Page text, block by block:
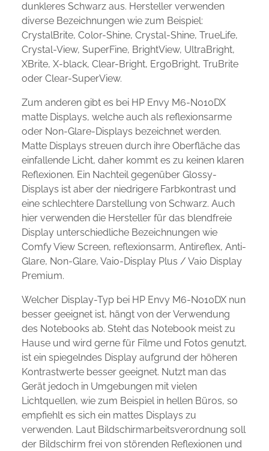
dunkleres Schwarz aus. Hersteller verwenden
diverse Bezeichnungen wie zum Beispiel:
CrystalBrite, Color-Shine, Crystal-Shine, TrueLife,
Crystal-View, SuperFine, BrightView, UltraBright,
XBrite, X-black, Clear-Bright, ErgoBright, TruBrite
oder Clear-SuperView.
Zum anderen gibt es bei HP Envy M6-N010DX
matte Displays, welche auch als reflexionsarme
oder Non-Glare-Displays bezeichnet werden.
Matte Displays streuen durch ihre Oberfläche das
einfallende Licht, daher kommt es zu keinen klaren
Reflexionen. Ein Nachteil gegenüber Glossy-
Displays ist aber der niedrigere Farbkontrast und
eine schlechtere Darstellung von Schwarz. Auch
hier verwenden die Hersteller für das blendfreie
Display unterschiedliche Bezeichnungen wie
Comfy View Screen, reflexionsarm, Antireflex, Anti-
Glare, Non-Glare, Vaio-Display Plus / Vaio Display
Premium.
Welcher Display-Typ bei HP Envy M6-N010DX nun
besser geeignet ist, hängt von der Verwendung
des Notebooks ab. Steht das Notebook meist zu
Hause und wird gerne für Filme und Fotos genutzt,
ist ein spiegelndes Display aufgrund der höheren
Kontrastwerte besser geeignet. Nutzt man das
Gerät jedoch in Umgebungen mit vielen
Lichtquellen, wie zum Beispiel in hellen Büros, so
empfiehlt es sich ein mattes Displays zu
verwenden. Laut Bildschirmarbeitsverordnung soll
der Bildschirm frei von störenden Reflexionen und